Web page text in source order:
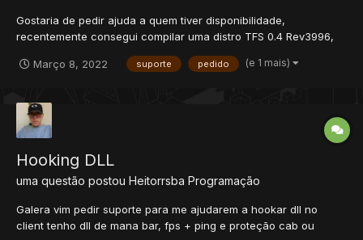
Gostaria de pedir ajuda a quem tiver disponibilidade,
recentemente consegui compilar uma distro TFS 0.4 Rev3996,
mudanças, mas não tenho a minima ideia de onde mecher. Que
Março 8, 2022 suporte pedido (e 1 mais)
Hooking DLL
uma questão postou Heitorrsba Programação
Galera vim pedir suporte para me ajudarem a hookar dll no
client tenho dll de mana bar, fps + ping e proteção cab ou